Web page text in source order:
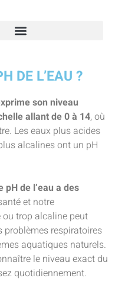
DE L’EAU ?
son niveau
allant de 0 à 14, où
Les eaux plus acides
alcalines ont un pH
de l’eau a des
et notre
trop alcaline peut
problèmes respiratoires
aquatiques naturels.
le niveau exact du
quotidiennement.